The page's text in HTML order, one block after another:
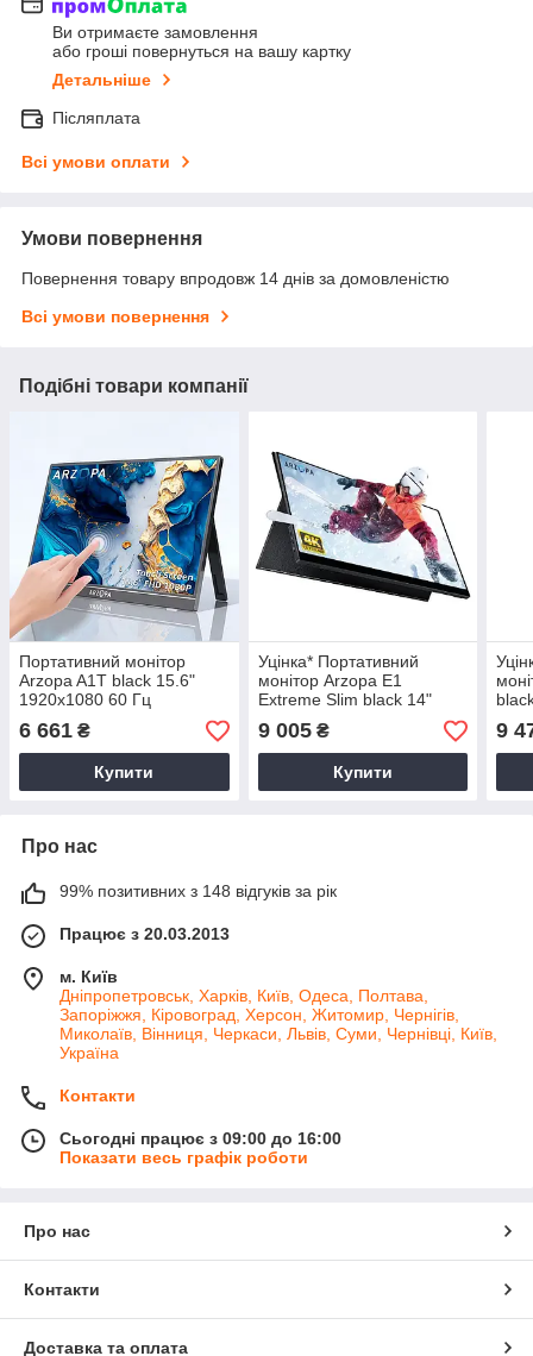
Ви отримаєте замовлення
або гроші повернуться на вашу картку
Детальніше
Післяплата
Всі умови оплати
Умови повернення
Повернення товару впродовж 14 днів за домовленістю
Всі умови повернення
Подібні товари компанії
Портативний монітор
Arzopa A1T black 15.6"
1920x1080 60 Гц
6 661 ₴
Купити
Уцінка* Портативний
монітор Arzopa E1
Extreme Slim black 14"
3840x2160 60 Гц *2 битих
пікселя
9 005₴
Купити
9
Про нас
99% позитивних з 148 відгуків за рік
Працює з 20.03.2013
м. Київ
Дніпропетровськ, Харків, Київ, Одеса, Полтава,
Запоріжжя, Кіровоград, Херсон, Житомир, Чернігів,
Миколаїв, Вінниця, Черкаси, Львів, Суми, Чернівці, Київ,
Україна
Контакти
Сьогодні працює з 09:00 до 16:00
Показати весь графік роботи
Про нас
Контакти
Доставка та оплата